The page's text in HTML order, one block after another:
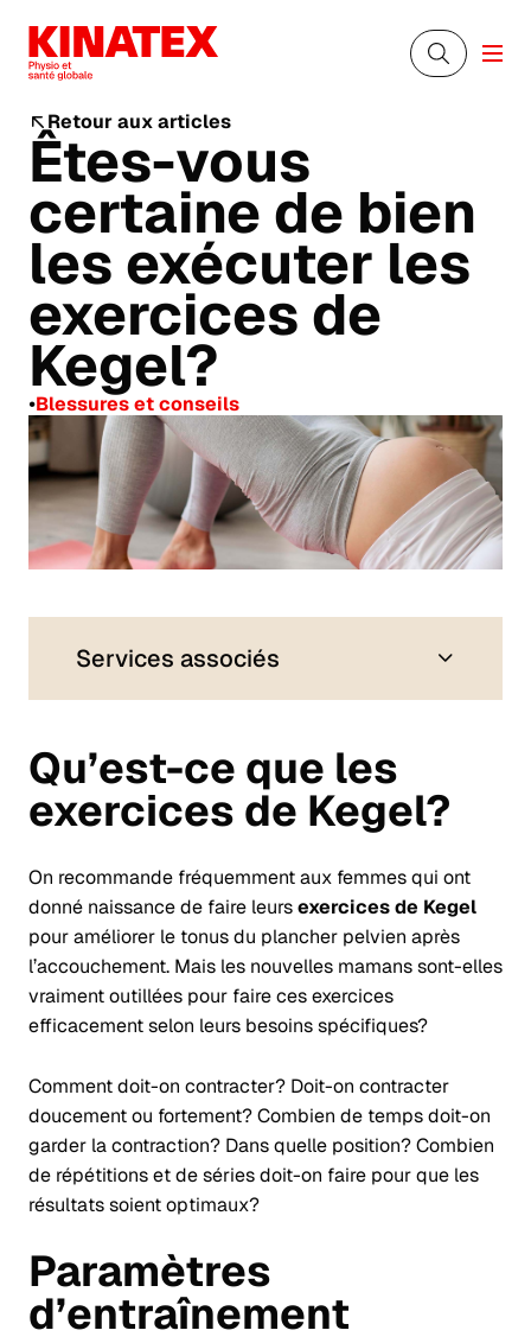
Retour aux articles
Êtes-vous
certaine de bien
les exécuter les
exercices de
Kegel?
•Blessures et conseils
Services associés
Qu’est-ce que les
exercices de Kegel?
On recommande fréquemment aux femmes qui ont
donné naissance de faire leursexercices de Kegel
pour améliorer le tonus du plancher pelvien après
l’accouchement. Mais les nouvelles mamans sont-elles
vraiment outillées pour faire ces exercices
efficacement selon leurs besoins spécifiques?
Comment doit-on contracter? Doit-on contracter
doucement ou fortement? Combien de temps doit-on
garder la contraction? Dans quelle position? Combien
de répétitions et de séries doit-on faire pour que les
résultats soient optimaux?
Paramètres
d’entraînement